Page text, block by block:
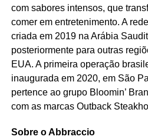
com sabores intensos, que
comer em entretenimento. A
criada em 2019 na Arábia
posteriormente para outras
EUA. A primeira operação
inaugurada em 2020, em São
pertence ao grupo Bloomin’
com as marcas Outback
Sobre o Abbraccio